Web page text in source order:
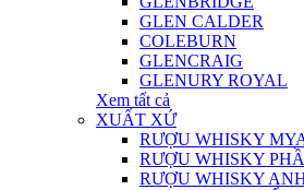
GLEN CALDER
COLEBURN
GLENCRAIG
GLENURY ROYAL
Xem tất cả
XUẤT XỨ
RƯỢU WHISKY
RƯỢU WHISKY
RƯỢU WHISKY